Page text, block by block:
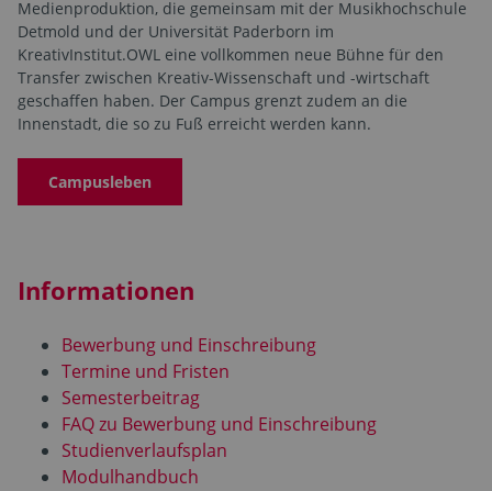
Medienproduktion, die gemeinsam mit der Musikhochschule
Detmold und der Universität Paderborn im
KreativInstitut.OWL eine vollkommen neue Bühne für den
Transfer zwischen Kreativ-Wissenschaft und -wirtschaft
geschaffen haben. Der Campus grenzt zudem an die
Innenstadt, die so zu Fuß erreicht werden kann.
Campusleben
Informationen
Bewerbung und Einschreibung
Termine und Fristen
Semesterbeitrag
FAQ zu Bewerbung und Einschreibung
Studienverlaufsplan
Modulhandbuch